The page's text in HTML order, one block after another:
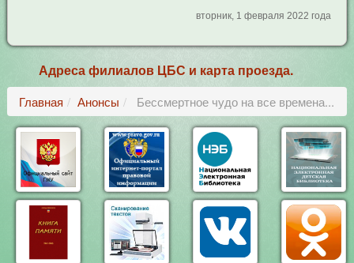
вторник, 1 февраля 2022 года
Адреса филиалов ЦБС и карта проезда.
Главная Анонсы Бессмертное чудо на все времена...